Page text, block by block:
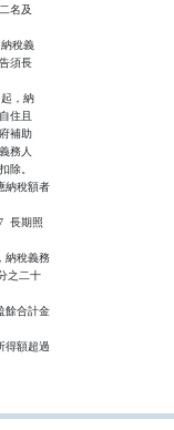
名及
納稅義
須長
起，納
住且
補助
務人
除。
納稅額者
長期照
納稅義務
之二十
餘合計金
得額超過